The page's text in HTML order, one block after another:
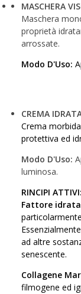
MASCHERA
Maschera
proprietà
arrossate.
Modo D'Uso:
CREMA
Crema
protettiva ed
Modo D'Uso:
luminosa.
RINCIPI ATTIVI:
Fattore
ad altre
senescente.
Collagene
filmogene ed